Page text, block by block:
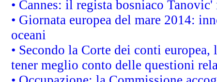
• Cannes: il regista bosniaco
• Giornata europea del mare 2014:
oceani
• Secondo la Corte dei conti
tener meglio conto delle questioni